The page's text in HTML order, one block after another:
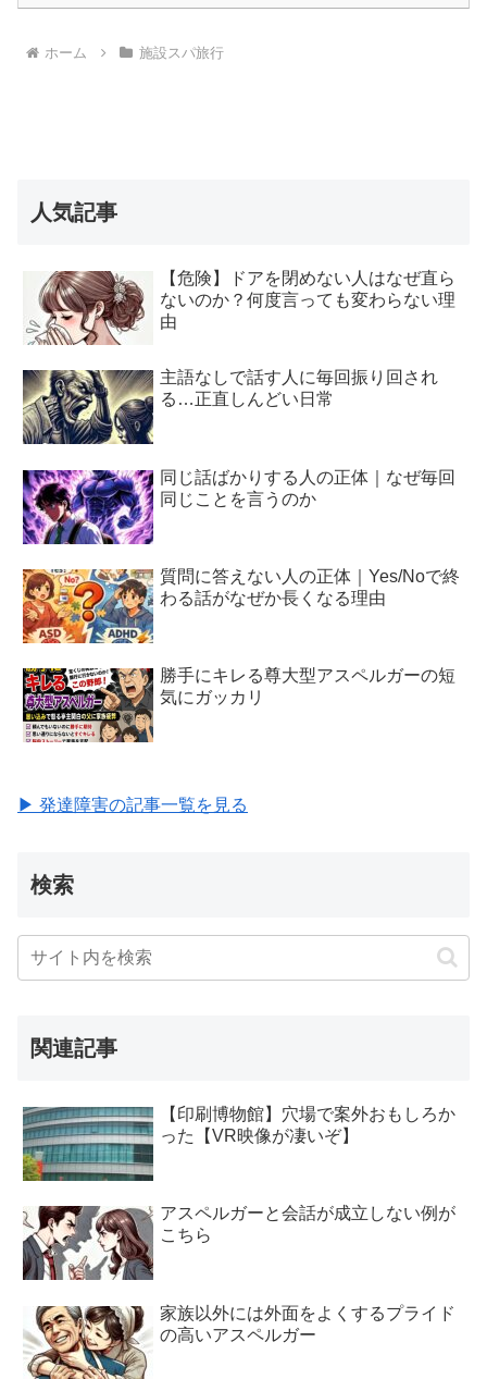
ホーム 施設スパ旅行
人気記事
【危険】ドアを閉めない人はなぜ直ら
ないのか？何度言っても変わらない理
由
主語なしで話す人に毎回振り回され
る…正直しんどい日常
同じ話ばかりする人の正体｜なぜ毎回
同じことを言うのか
質問に答えない人の正体｜Yes/Noで終
わる話がなぜか長くなる理由
勝手にキレる尊大型アスペルガーの短
気にガッカリ
▶ 発達障害の記事一覧を見る
検索
関連記事
【印刷博物館】穴場で案外おもしろか
った【VR映像が凄いぞ】
アスペルガーと会話が成立しない例が
こちら
家族以外には外面をよくするプライド
の高いアスペルガー